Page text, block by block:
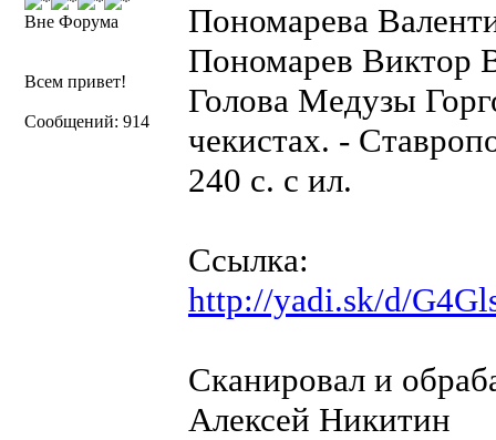
Вне Форума
Всем привет!
Сообщений: 914
Пономарева
Пономарев Виктор
Голова Медузы
чекистах. -
240 с. с ил.
Ссылка:
http://yadi.sk/d/
Сканировал и
Алексей Никитин